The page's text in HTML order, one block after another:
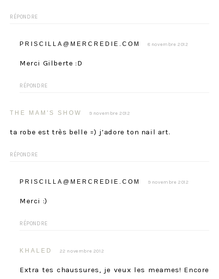
RÉPONDRE
PRISCILLA@MERCREDIE.COM 8 novembre 2012
Merci Gilberte :D
RÉPONDRE
THE MAM'S SHOW 9 novembre 2012
ta robe est très belle =) j’adore ton nail art.
RÉPONDRE
PRISCILLA@MERCREDIE.COM 9 novembre 2012
Merci :)
RÉPONDRE
KHALED 22 novembre 2012
Extra tes chaussures, je veux les meames! Encore